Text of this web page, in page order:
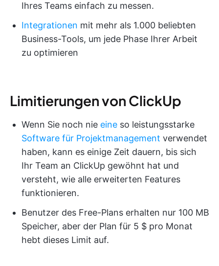
Ihres Teams einfach zu messen.
Integrationen mit mehr als 1.000 beliebten
Business-Tools, um jede Phase Ihrer Arbeit
zu optimieren
Limitierungen von ClickUp
Wenn Sie noch nie eine so leistungsstarke
Software für Projektmanagement verwendet
haben, kann es einige Zeit dauern, bis sich
Ihr Team an ClickUp gewöhnt hat und
versteht, wie alle erweiterten Features
funktionieren.
Benutzer des Free-Plans erhalten nur 100 MB
Speicher, aber der Plan für 5 $ pro Monat
hebt dieses Limit auf.